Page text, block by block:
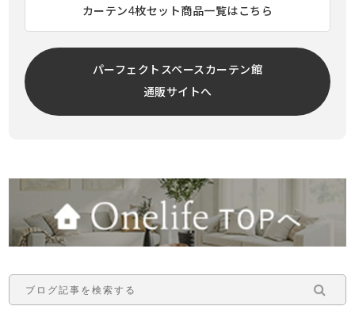
カーテン4枚セット商品一覧はこちら
パーフェクトスペースカーテン館
通販サイトへ